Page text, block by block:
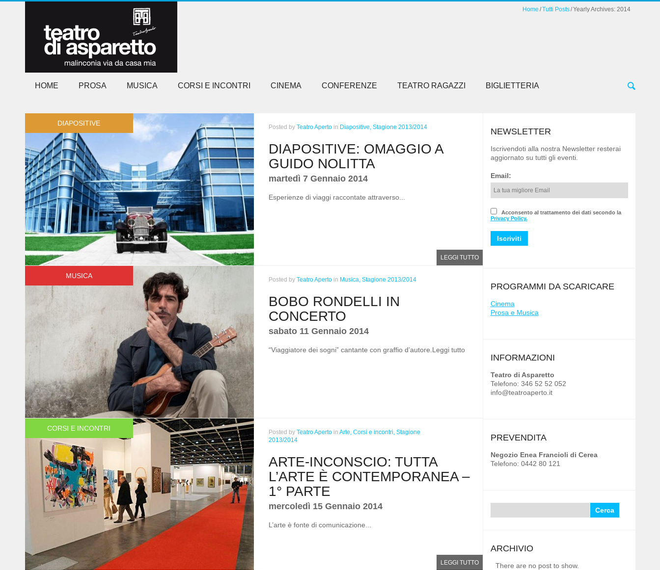
Home Tutti Posts Yearly Archives: 2014
HOME PROSA MUSICA CORSI E INCONTRI CINEMA CONFERENZE TEATRO RAGAZZI BIGLIETTERIA
DIAPOSITIVE Posted by Teatro Aperto in Diapositive, Stagione 2013/2014
DIAPOSITIVE: OMAGGIO A
GUIDO NOLITTA
martedì 7 Gennaio 2014
Esperienze di viaggi raccontate attraverso...
LEGGI TUTTO
MUSICA Posted by Teatro Aperto in Musica, Stagione 2013/2014
BOBO RONDELLI IN
CONCERTO
sabato 11 Gennaio 2014
“Viaggiatore dei sogni” cantante con graffio d’autore. Leggi tutto
CORSI E INCONTRI Posted by Teatro Aperto in Arte, Corsi e incontri, Stagione
2013/2014
ARTE-INCONSCIO: TUTTA
L’ARTE È CONTEMPORANEA –
1° PARTE
mercoledì 15 Gennaio 2014
L’arte è fonte di comunicazione...
LEGGI TUTTO
NEWSLETTER
Iscrivendoti alla nostra Newsletter resterai
aggiornato su tutti gli eventi.
Email:
Acconsento al trattamento dei dati secondo la
Privacy Policy.
PROGRAMMI DA SCARICARE
Cinema
Prosa e Musica
INFORMAZIONI
Teatro di Asparetto
Telefono: 346 52 52 052
info@teatroaperto.it
PREVENDITA
Negozio Enea Francioli di Cerea
Telefono: 0442 80 121
ARCHIVIO
There are no post to show.